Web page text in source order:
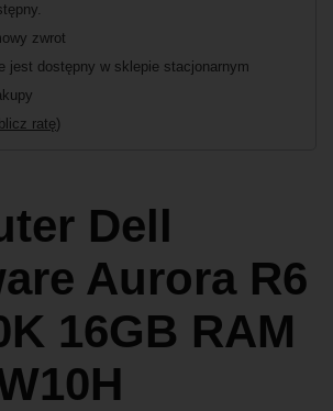
zwrot
jest dostępny w sklepie stacjonarnym
ratę)
Dell
Aurora R6
16GB RAM